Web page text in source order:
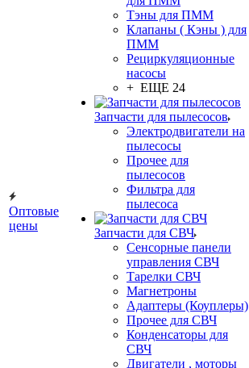
Оптовые
цены
Тэны для ПММ
Клапаны ( Кэны ) для
ПММ
Рециркуляционные
насосы
+ ЕЩЕ 24
Запчасти для пылесосов
Электродвигатели на
пылесосы
Прочее для
пылесосов
Фильтра для
пылесоса
Запчасти для СВЧ
Сенсорные панели
управления СВЧ
Тарелки СВЧ
Магнетроны
Адаптеры (Коуплеры)
Прочее для СВЧ
Конденсаторы для
СВЧ
Двигатели , моторы